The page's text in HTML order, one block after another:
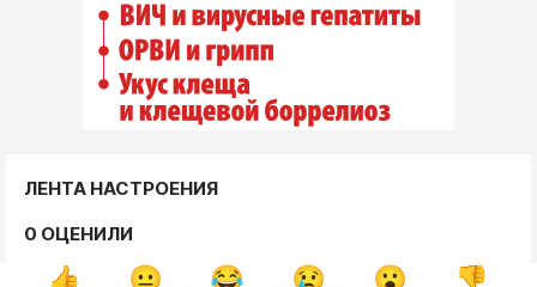
ЛЕНТА НАСТРОЕНИЯ
0 ОЦЕНИЛИ